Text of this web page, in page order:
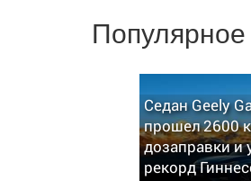
Популярное
Седан Geely
прошел 2600
дозаправки и
рекорд